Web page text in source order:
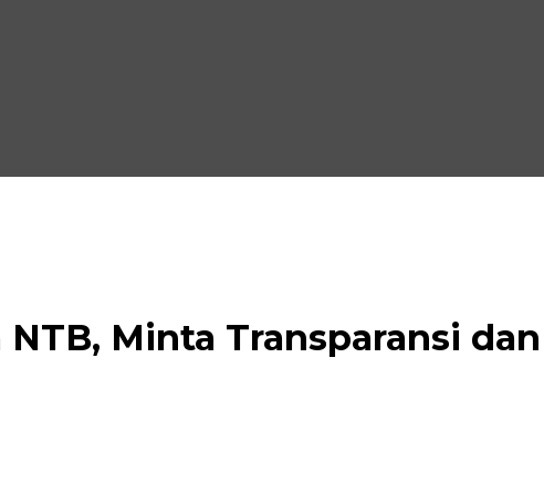
Minta Transparansi